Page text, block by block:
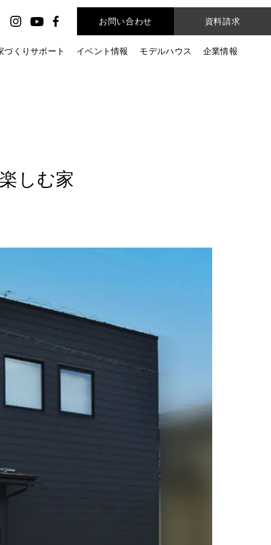
お問い合わせ 資料請求
づくりサポート イベント情報 モデルハウス 企業情報
しむ家